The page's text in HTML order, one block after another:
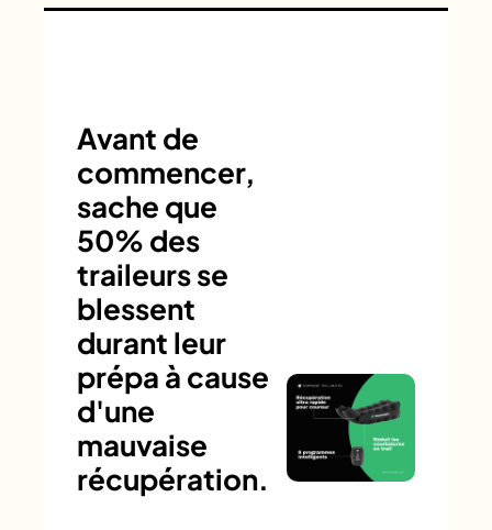
Avant de
commencer,
sache que
50% des
traileurs se
blessent
durant leur
prépa à cause
d'une
mauvaise
récupération.